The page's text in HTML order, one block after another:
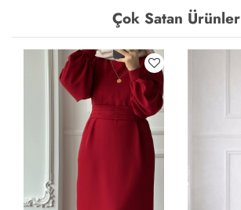
Çok Satan Ürünler